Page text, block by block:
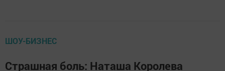
ШОУ-БИЗНЕС
Страшная боль: Наташа Королева